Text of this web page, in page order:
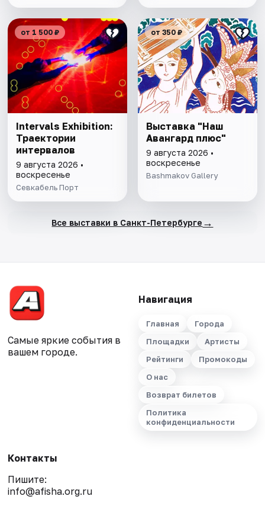
от 1 500 ₽
Intervals Exhibition:
Траектории
интервалов
9 августа 2026 •
воскресенье
Севкабель Порт
от 350 ₽
Выставка "Наш
Авангард плюс"
9 августа 2026 •
воскресенье
Bashmakov Gallery
Все выставки в Санкт-Петербурге →
Самые яркие события в
вашем городе.
Навигация
Главная
Города
Площадки
Артисты
Рейтинги
Промокоды
О нас
Возврат билетов
Политика
конфиденциальности
Контакты
Пишите:
info@afisha.org.ru